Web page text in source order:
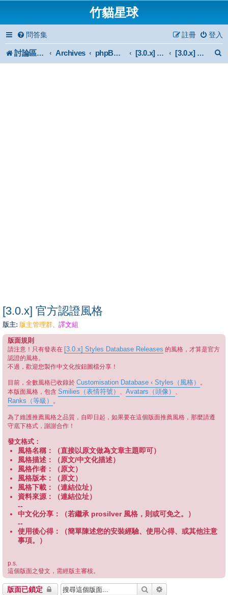
竹貓星球
問答集 登入
註冊
討論區首頁 Archives phpBB 3.0.x Forum Archive [3.0.x] Style [3.0.x] 官方認證風格
[3.0.x] 官方認證風格
版主: 版主管理群、 譯文組
版面規則
請注意！只有發表在 [3.0.x] Styles Database Releases 的風格，才算是官方
認證的風格。
不過，歡迎您製作中文化按鈕圖檔分享！
目前，全數風格已收錄於 Customisation Database ‹ Styles（風格）
。
本版面風格，包含 Smilies（表情符號） 、 Avatars（頭像） 、
Ranks（等級） 。
為了維護推薦風格之品質，自即日起，如果要在這個版面推薦風格，那麼請遵
守底下格式，謝謝合作！
發文格式：
風格名稱：（直接以原文做為文章主題即可）
風格描述：（原文/中文化描述）
風格作者：（原文）
風格版本：（原文）
風格下載：（連結位址）
資料來源：（連結位址）
--
中文化分享：（若繼承 prosilver 風格，則或可免之。）
--
使用後心得：（簡單陳述您的安裝經驗、使用心得、或其他注意
事項。）
p.s.
這個版面之發文，需經版主審核。
版面已鎖定 搜尋